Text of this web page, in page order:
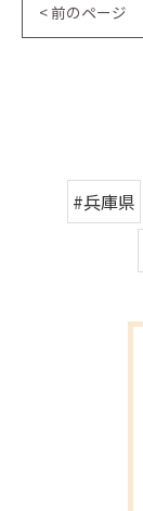
< 前のページ
#兵庫県